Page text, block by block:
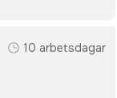
10 arbetsdagar